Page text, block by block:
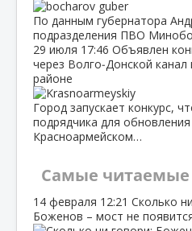
По данным губернатора
подразделения ПВО
29 июля 17:46 Объявлен
через Волго‑Донской
районе
Город запускает конкурс,
подрядчика для
Красноармейском…
Самые читаемые
14 февраля 12:21 Сколько
Боженов – мост не